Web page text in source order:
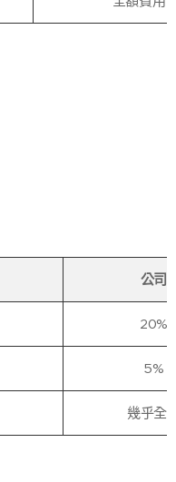
公司
20%
5%
幾乎全